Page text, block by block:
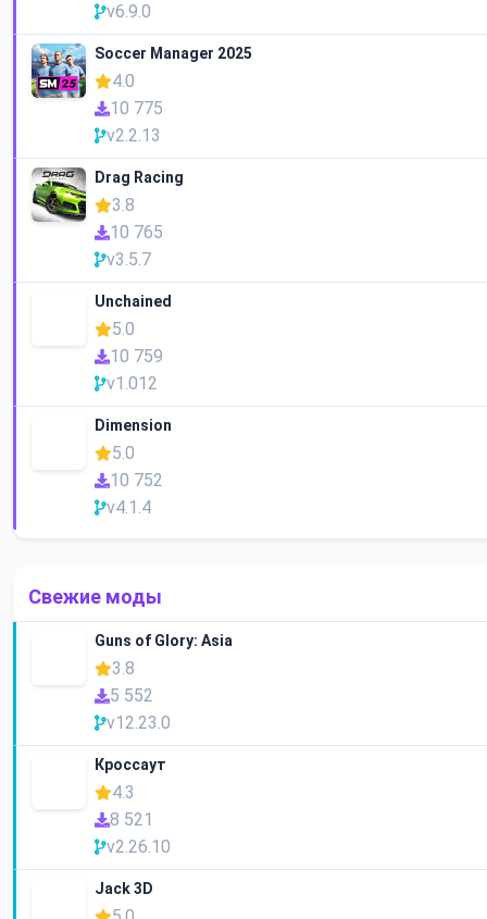
v6.9.0
Soccer Manager 2025
4.0
10 775
v2.2.13
Drag Racing
3.8
10 765
v3.5.7
Unchained
5.0
10 759
v1.012
Dimension
5.0
10 752
v4.1.4
Свежие моды
Guns of Glory: Asia
3.8
5 552
v12.23.0
Кроссаут
4.3
8 521
v2.26.10
Jack 3D